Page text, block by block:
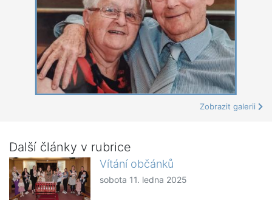
Zobrazit galerii
Další články v rubrice
Vítání občánků
sobota 11. ledna 2025